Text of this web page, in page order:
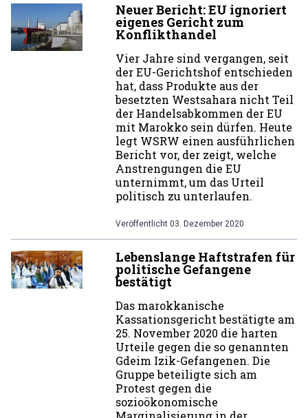
Neuer Bericht: EU ignoriert
eigenes Gericht zum
Konflikthandel
Vier Jahre sind vergangen, seit
der EU-Gerichtshof entschieden
hat, dass Produkte aus der
besetzten Westsahara nicht Teil
der Handelsabkommen der EU
mit Marokko sein dürfen. Heute
legt WSRW einen ausführlichen
Bericht vor, der zeigt, welche
Anstrengungen die EU
unternimmt, um das Urteil
politisch zu unterlaufen.
Veröffentlicht 03. Dezember 2020
Lebenslange Haftstrafen für
politische Gefangene
bestätigt
Das marokkanische
Kassationsgericht bestätigte am
25. November 2020 die harten
Urteile gegen die so genannten
Gdeim Izik-Gefangenen. Die
Gruppe beteiligte sich am
Protest gegen die
sozioökonomische